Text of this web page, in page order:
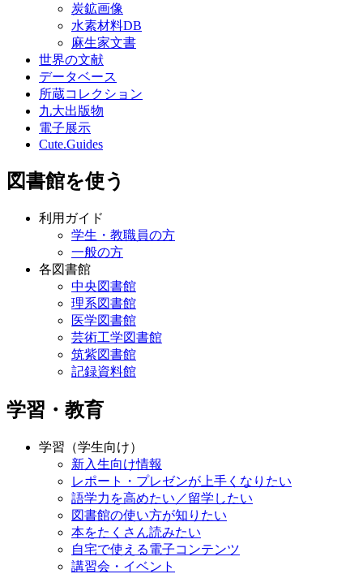
炭鉱画像
水素材料DB
麻生家文書
世界の文献
データベース
所蔵コレクション
九大出版物
電子展示
Cute.Guides
図書館を使う
利用ガイド
学生・教職員の方
一般の方
各図書館
中央図書館
理系図書館
医学図書館
芸術工学図書館
筑紫図書館
記録資料館
学習・教育
学習（学生向け）
新入生向け情報
レポート・プレゼンが上手くなりたい
語学力を高めたい／留学したい
図書館の使い方が知りたい
本をたくさん読みたい
自宅で使える電子コンテンツ
講習会・イベント